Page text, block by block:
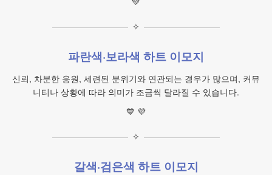
✧
파란색·보라색 하트 이모지
신뢰, 차분한 응원, 세련된 분위기와 연관되는 경우가 많으며, 커뮤
니티나 상황에 따라 의미가 조금씩 달라질 수 있습니다.
💙 💜
✧
갈색·검은색 하트 이모지